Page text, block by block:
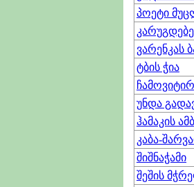
პოეტი
ვარენკას
ტბის ჭია
უნდა
ჰამაკის
კაბა-
შიშნაჭამი
შეშის